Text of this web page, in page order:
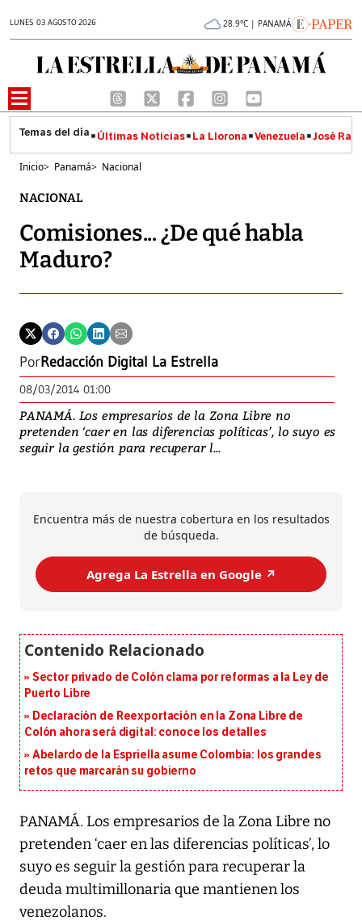
LUNES 03 AGOSTO 2026 28.9°C | PANAMÁ
Últimas Noticias La Llorona Venezuela José
Inicio> Panamá> Nacional
NACIONAL
Comisiones... ¿De qué habla
Maduro?
PorRedacción Digital La Estrella
08/03/2014 01:00
PANAMÁ. Los empresarios de la Zona Libre no
pretenden ‘caer en las diferencias políticas’, lo suyo es
seguir la gestión para recuperar l...
Encuentra más de nuestra cobertura en los resultados
de búsqueda.
Agrega La Estrella en Google ↗️
Sector privado de Colón clama por reformas a la Ley de
Puerto Libre
Declaración de Reexportación en la Zona Libre de
Colón ahora será digital: conoce los detalles
Abelardo de la Espriella asume Colombia: los grandes
retos que marcarán su gobierno
PANAMÁ. Los empresarios de la Zona Libre no
pretenden ‘caer en las diferencias políticas’, lo
suyo es seguir la gestión para recuperar la
deuda multimillonaria que mantienen los
venezolanos.